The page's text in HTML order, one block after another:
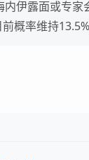
内伊露面或专
概率维持13.5%